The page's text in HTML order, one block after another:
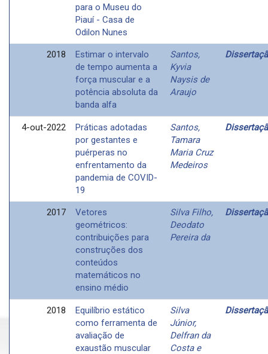
para o Museu do
Piauí - Casa de
Odilon Nunes
2018
Estimar o intervalo
de tempo aumenta a
força muscular e a
potência absoluta da
banda alfa
Santos,
Kyvia
Naysis de
Araujo
4-out-2022
Práticas adotadas
por gestantes e
puérperas no
enfrentamento da
pandemia de COVID-
19
Santos,
Tamara
Maria Cruz
Medeiros
2017
Vetores
geométricos:
contribuições para
construções dos
conteúdos
matemáticos no
ensino médio
Silva Filho,
Deodato
Pereira da
2018
Equilíbrio estático
como ferramenta de
avaliação de
exaustão muscular
Silva
Júnior,
Delfran da
Costa e